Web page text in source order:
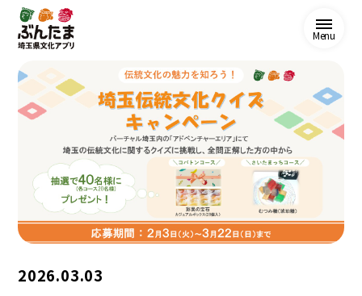
Menu
2026.03.03